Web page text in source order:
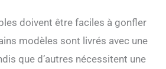
doivent être faciles à gonfler
modèles sont livrés avec une
que d’autres nécessitent une